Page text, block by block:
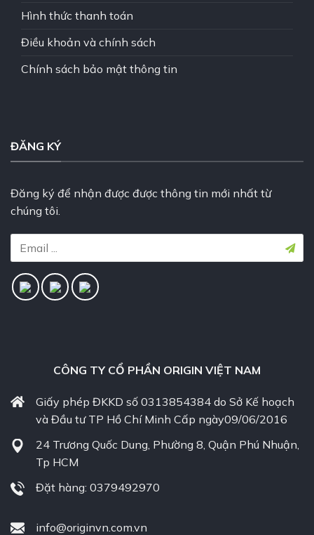
Hình thức thanh toán
Điều khoản và chính sách
Chính sách bảo mật thông tin
ĐĂNG KÝ
Đăng ký để nhận được được thông tin mới nhất từ
chúng tôi.
CÔNG TY CỔ PHẦN ORIGIN VIỆT NAM
Giấy phép ĐKKD số 0313854384 do Sở Kế hoạch
và Đầu tư TP Hồ Chí Minh Cấp ngày09/06/2016
24 Trương Quốc Dung, Phường 8, Quận Phú Nhuận,
Tp HCM
Đặt hàng: 0379492970
info@originvn.com.vn